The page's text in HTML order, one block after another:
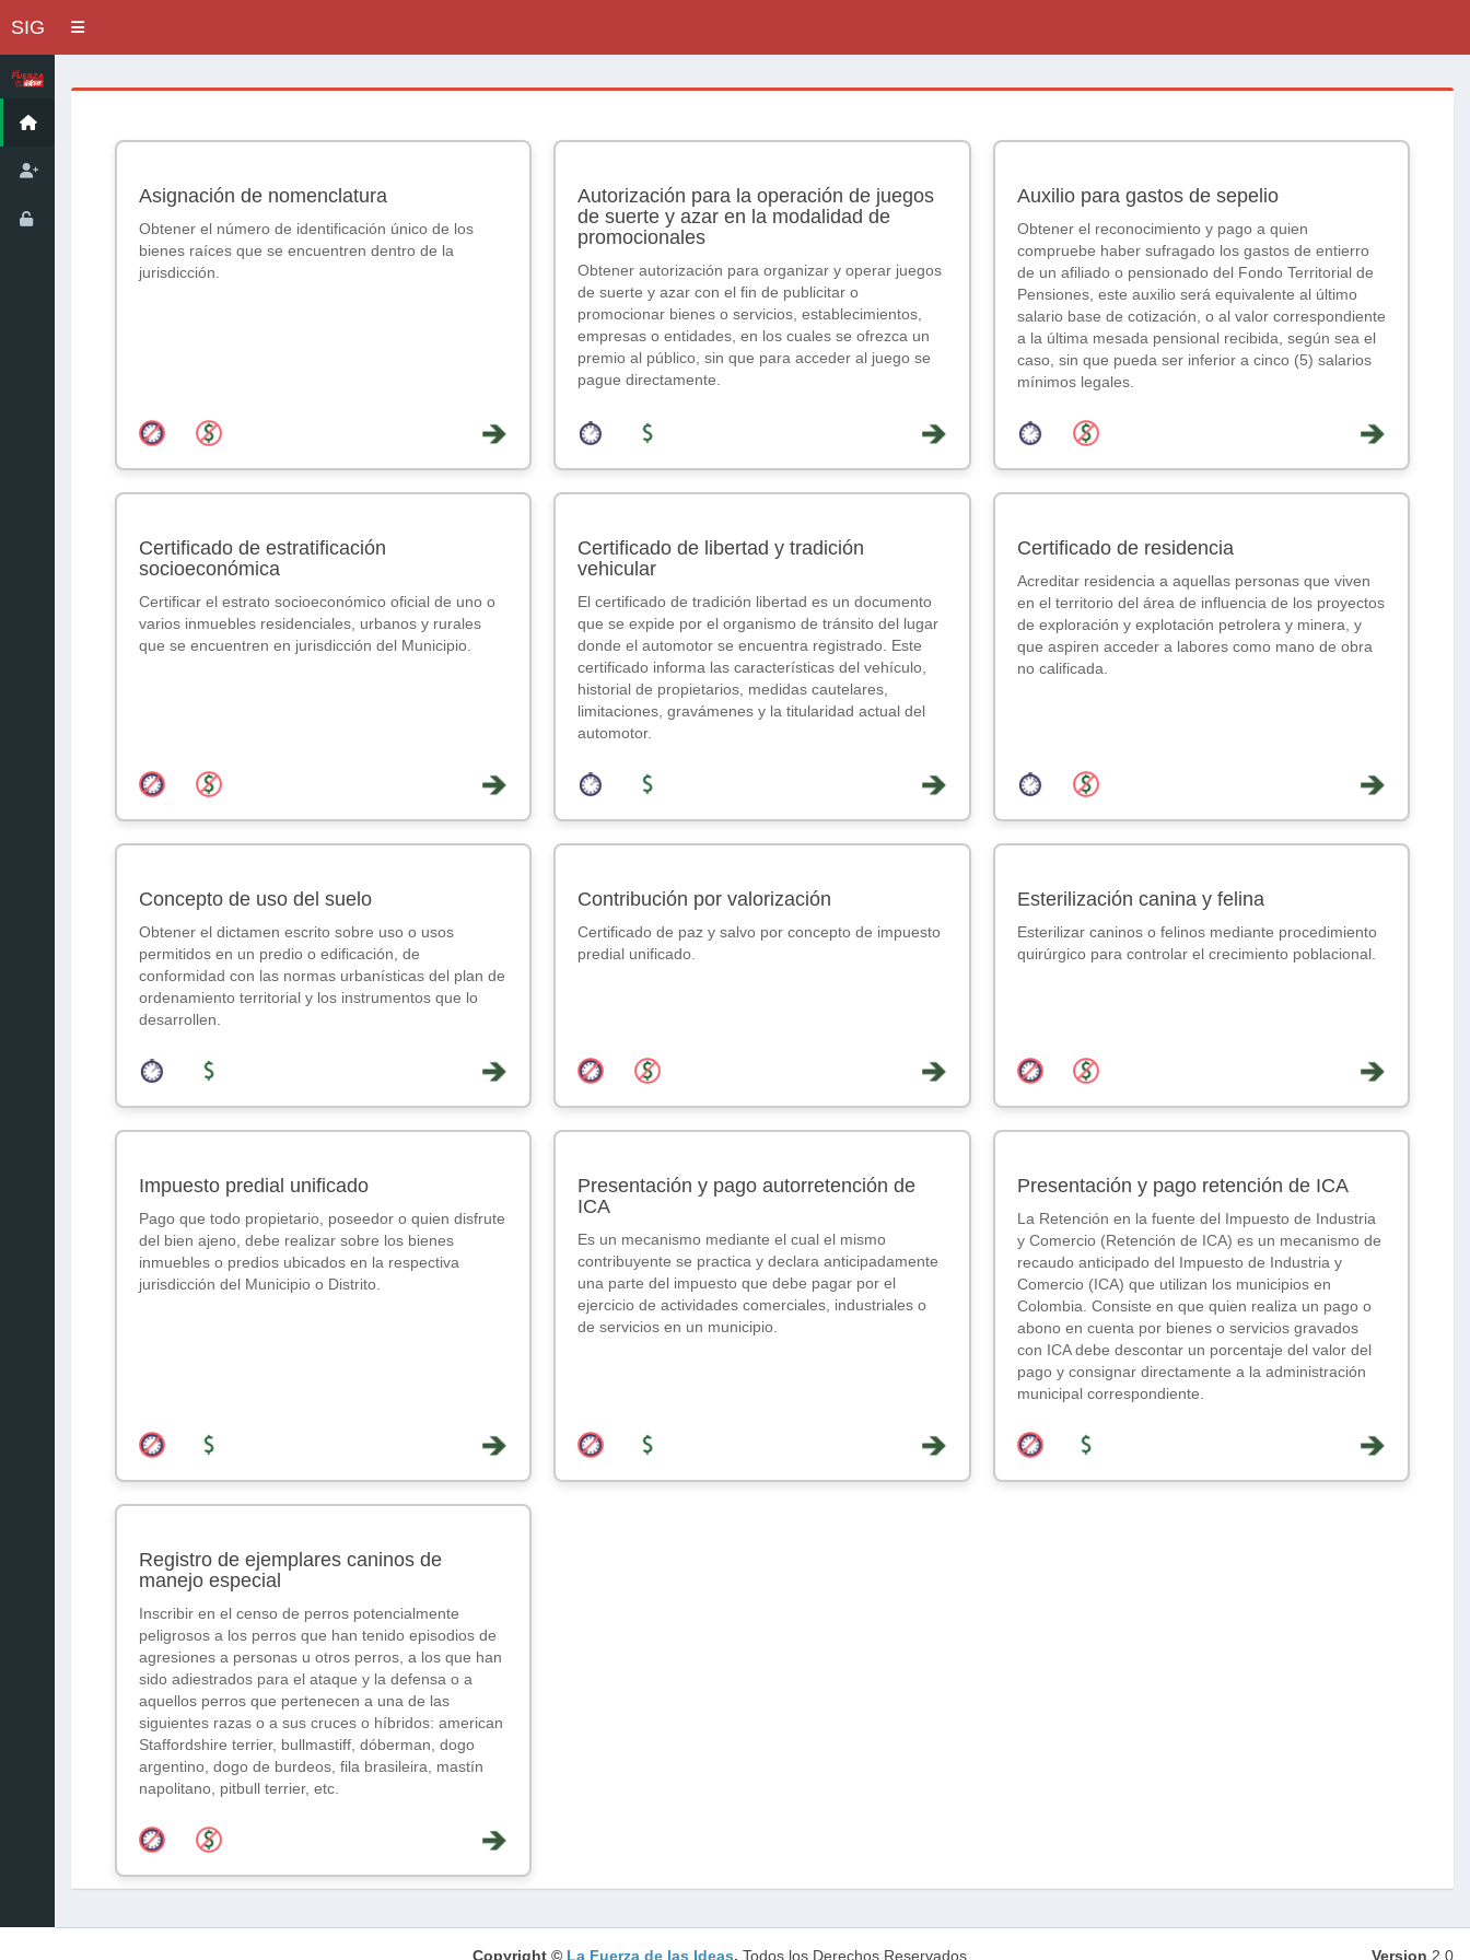
SIG Toggle navigation
Asignación de nomenclatura
Obtener el número de identificación único de los
bienes raíces que se encuentren dentro de la
jurisdicción.
Autorización para la operación de juegos
de suerte y azar en la modalidad de
promocionales
Obtener autorización para organizar y operar juegos
de suerte y azar con el fin de publicitar o
promocionar bienes o servicios, establecimientos,
empresas o entidades, en los cuales se ofrezca un
premio al público, sin que para acceder al juego se
pague directamente.
Auxilio para gastos de sepelio
Obtener el reconocimiento y pago a quien
compruebe haber sufragado los gastos de entierro
de un afiliado o pensionado del Fondo Territorial de
Pensiones, este auxilio será equivalente al último
salario base de cotización, o al valor correspondiente
a la última mesada pensional recibida, según sea el
caso, sin que pueda ser inferior a cinco (5) salarios
mínimos legales.
Certificado de estratificación
socioeconómica
Certificar el estrato socioeconómico oficial de uno o
varios inmuebles residenciales, urbanos y rurales
que se encuentren en jurisdicción del Municipio.
Certificado de libertad y tradición
vehicular
El certificado de tradición libertad es un documento
que se expide por el organismo de tránsito del lugar
donde el automotor se encuentra registrado. Este
certificado informa las características del vehículo,
historial de propietarios, medidas cautelares,
limitaciones, gravámenes y la titularidad actual del
automotor.
Certificado de residencia
Acreditar residencia a aquellas personas que viven
en el territorio del área de influencia de los proyectos
de exploración y explotación petrolera y minera, y
que aspiren acceder a labores como mano de obra
no calificada.
Concepto de uso del suelo
Obtener el dictamen escrito sobre uso o usos
permitidos en un predio o edificación, de
conformidad con las normas urbanísticas del plan de
ordenamiento territorial y los instrumentos que lo
desarrollen.
Contribución por valorización
Certificado de paz y salvo por concepto de impuesto
predial unificado.
Esterilización canina y felina
Esterilizar caninos o felinos mediante procedimiento
quirúrgico para controlar el crecimiento poblacional.
Impuesto predial unificado
Pago que todo propietario, poseedor o quien disfrute
del bien ajeno, debe realizar sobre los bienes
inmuebles o predios ubicados en la respectiva
jurisdicción del Municipio o Distrito.
Presentación y pago autorretención de
ICA
Es un mecanismo mediante el cual el mismo
contribuyente se practica y declara anticipadamente
una parte del impuesto que debe pagar por el
ejercicio de actividades comerciales, industriales o
de servicios en un municipio.
Presentación y pago retención de ICA
La Retención en la fuente del Impuesto de Industria
y Comercio (Retención de ICA) es un mecanismo de
recaudo anticipado del Impuesto de Industria y
Comercio (ICA) que utilizan los municipios en
Colombia. Consiste en que quien realiza un pago o
abono en cuenta por bienes o servicios gravados
con ICA debe descontar un porcentaje del valor del
pago y consignar directamente a la administración
municipal correspondiente.
Registro de ejemplares caninos de
manejo especial
Inscribir en el censo de perros potencialmente
peligrosos a los perros que han tenido episodios de
agresiones a personas u otros perros, a los que han
sido adiestrados para el ataque y la defensa o a
aquellos perros que pertenecen a una de las
siguientes razas o a sus cruces o híbridos: american
Staffordshire terrier, bullmastiff, dóberman, dogo
argentino, dogo de burdeos, fila brasileira, mastín
napolitano, pitbull terrier, etc.
Version 2.0
Copyright © La Fuerza de las Ideas. Todos los Derechos Reservados.